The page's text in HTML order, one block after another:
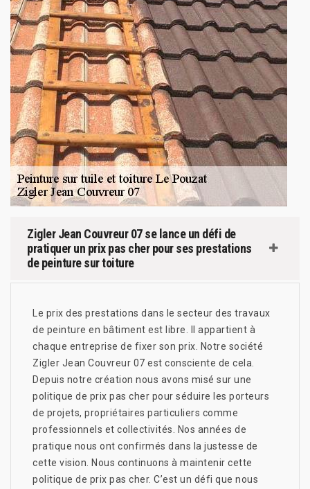
Zigler Jean Couvreur 07 se lance un défi de
pratiquer un prix pas cher pour ses prestations
de peinture sur toiture
Le prix des prestations dans le secteur des travaux
de peinture en bâtiment est libre. Il appartient à
chaque entreprise de fixer son prix. Notre société
Zigler Jean Couvreur 07 est consciente de cela.
Depuis notre création nous avons misé sur une
politique de prix pas cher pour séduire les porteurs
de projets, propriétaires particuliers comme
professionnels et collectivités. Nos années de
pratique nous ont confirmés dans la justesse de
cette vision. Nous continuons à maintenir cette
politique de prix pas cher. C’est un défi que nous